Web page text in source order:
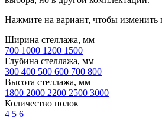
Нажмите на вариант, чтобы изменить
Ширина стеллажа, мм
700 1000 1200 1500
Глубина стеллажа, мм
300 400 500 600 700 800
Высота стеллажа, мм
1800 2000 2200 2500 3000
Количество полок
4 5 6